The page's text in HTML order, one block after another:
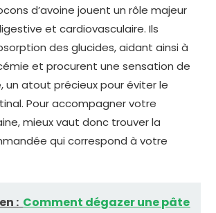
d’avoine jouent un rôle majeur
et cardiovasculaire. Ils
des glucides, aidant ainsi à
et procurent une sensation de
un atout précieux pour éviter le
Pour accompagner votre
mieux vaut donc trouver la
qui correspond à votre
: Comment dégazer une pâte